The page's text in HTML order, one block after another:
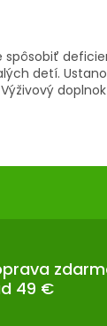
spôsobiť
detí.
49 €